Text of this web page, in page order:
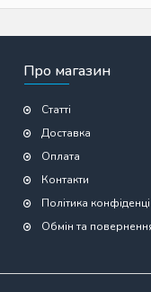
Про магазин
Статті
Доставка
Оплата
Контакти
Політика
Обмін та